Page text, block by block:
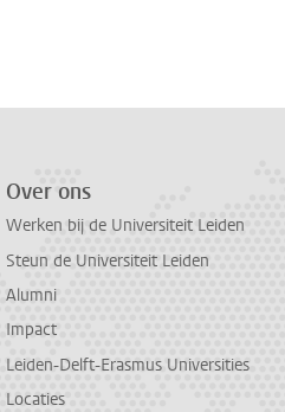
Over ons
Werken bij de Universiteit Leiden
Steun de Universiteit Leiden
Alumni
Impact
Leiden-Delft-Erasmus Universities
Locaties